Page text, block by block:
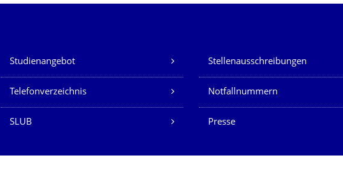
Unsere Dienste
Studienangebot Stellenausschreibungen
Telefonverzeichnis Notfallnummern
SLUB Presse